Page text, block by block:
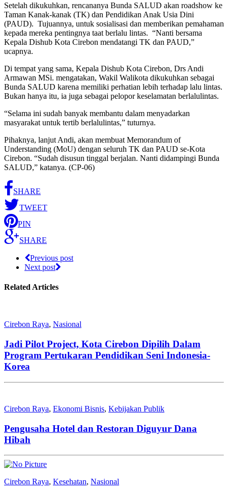
Setelah dikukuhkan, rencananya Bunda SALUD akan roadshow ke
Taman Kanak-kanak (TK) dan Pendidikan Anak Usia Dini
(PAUD). Tujuannya, untuk sosialisasi dan memberikan pemahaman
kepada mereka pentingnya taat berlalu lintas. “Nanti bersama
Kepala Dishub Kota Cirebon mendatangi TK dan PAUD,”
ucapnya.
Di tempat yang sama, Kepala Dishub Kota Cirebon, Drs Andi
Armawan MSi. mengatakan, Wakil Walikota dikukuhkan sebagai
Bunda SALUD karena memiliki perhatian lebih terhadap lalu lintas.
Bukan hanya itu, ia juga sebagai pelopor keselamatan berlalulintas.
“Selama ini sudah banyak membantu dalam menyadarkan
masyarakat untuk tertib berlalulintas,” tuturnya.
Pihaknya, lanjut Andi, akan membuat Memorandum of
Understanding (MoU) dengan seluruh TK dan PAUD se-Kota
Cirebon. “Sudah disusun tinggal berjalan. Nanti didampingi Bunda
SALUD,” katanya. (CP-06)
SHARE
TWEET
PIN
SHARE
Previous post
Next post
Related Articles
Cirebon Raya, Nasional
Jadi Pilot Project, Kota Cirebon Dipilih Dalam
Program Pertukaran Pendidikan Seni Indonesia-
Korea
Cirebon Raya, Ekonomi Bisnis, Kebijakan Publik
Pengusaha Hotel dan Restoran Diguyur Dana
Hibah
Cirebon Raya, Kesehatan, Nasional